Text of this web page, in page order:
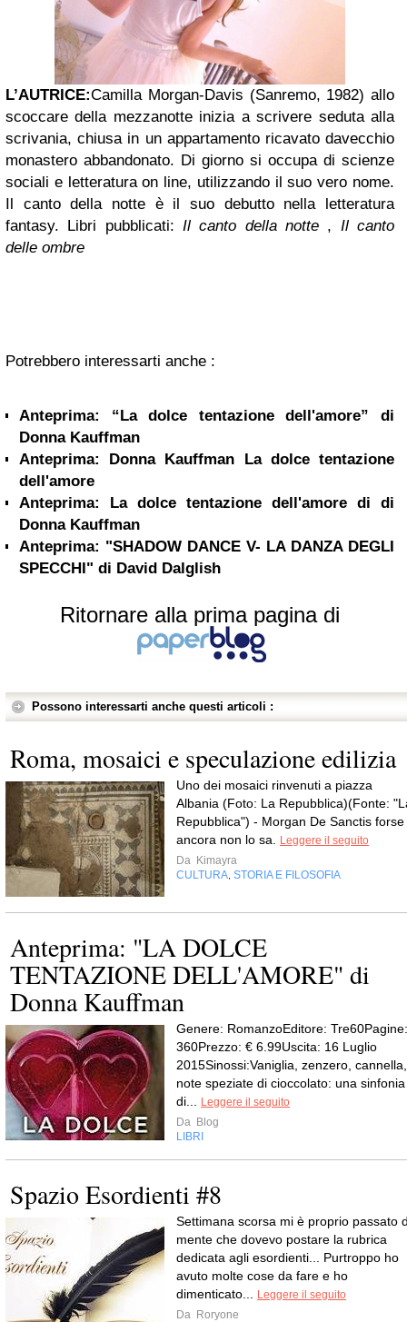
L’AUTRICE:Camilla Morgan-Davis (Sanremo, 1982) allo
scoccare della mezzanotte inizia a scrivere seduta alla
scrivania, chiusa in un appartamento ricavato davecchio
monastero abbandonato. Di giorno si occupa di scienze
sociali e letteratura on line, utilizzando il suo vero nome.
Il canto della notte è il suo debutto nella letteratura
fantasy. Libri pubblicati:Il canto della notte , Il canto
delle ombre
Potrebbero interessarti anche :
Anteprima: “La dolce tentazione dell'amore” di
Donna Kauffman
Anteprima: Donna Kauffman La dolce tentazione
dell'amore
Anteprima: La dolce tentazione dell'amore di di
Donna Kauffman
Anteprima: "SHADOW DANCE V- LA DANZA DEGLI
SPECCHI" di David Dalglish
Ritornare alla prima pagina di
Possono interessarti anche questi articoli :
Roma, mosaici e speculazione edilizia
Uno dei mosaici rinvenuti a piazza
Albania (Foto: La Repubblica)(Fonte:
Repubblica") - Morgan De Sanctis forse
ancora non lo sa.
Leggere il seguito
Da Kimayra
CULTURA STORIA E FILOSOFIA
Anteprima: "LA DOLCE
TENTAZIONE DELL'AMORE" di
Donna Kauffman
Genere: RomanzoEditore: Tre60Pagine:
360Prezzo: € 6.99Uscita: 16 Luglio
2015Sinossi:Vaniglia, zenzero, cannella,
note speziate di cioccolato: una sinfonia
di...
Leggere il seguito
Da Blog
LIBRI
Spazio Esordienti #8
Settimana scorsa mi è proprio passato
mente che dovevo postare la rubrica
dedicata agli esordienti... Purtroppo ho
avuto molte cose da fare e ho
dimenticato...
Leggere il seguito
Da Roryone